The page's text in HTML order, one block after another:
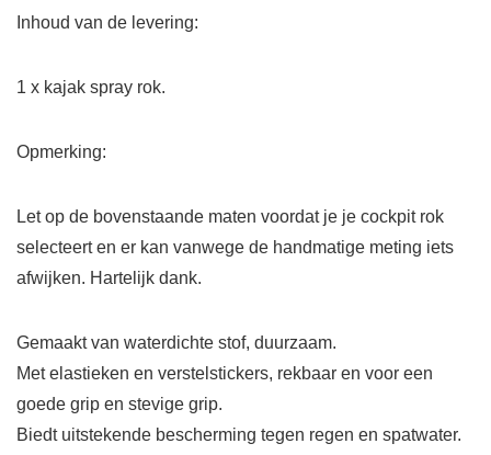
Inhoud van de levering:
1 x kajak spray rok.
Opmerking:
Let op de bovenstaande maten voordat je je cockpit rok
selecteert en er kan vanwege de handmatige meting iets
afwijken. Hartelijk dank.
Gemaakt van waterdichte stof, duurzaam.
Met elastieken en verstelstickers, rekbaar en voor een
goede grip en stevige grip.
Biedt uitstekende bescherming tegen regen en spatwater.